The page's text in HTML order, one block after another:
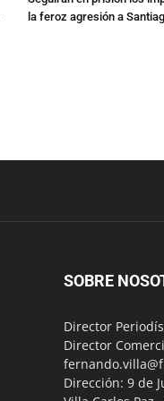
la feroz agresión a
SOBRE
Director
Director
Dirección: 9 de